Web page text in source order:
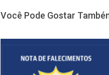
Você Pode Gostar